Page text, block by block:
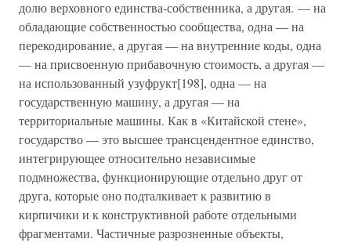
долю верховного единства-собственника, а другая. — на
обладающие собственностью сообщества, одна — на
перекодирование, а другая — на внутренние коды, одна
— на присвоенную прибавочную стоимость, а другая —
на использованный узуфрукт[198], одна — на
государственную машину, а другая — на
территориальные машины. Как в «Китайской стене»,
государство — это высшее трансцендентное единство,
интегрирующее относительно независимые
подмножества, функционирующие отдельно друг от
друга, которые оно подталкивает к развитию в
кирпичики и к конструктивной работе отдельными
фрагментами. Частичные разрозненные объекты,